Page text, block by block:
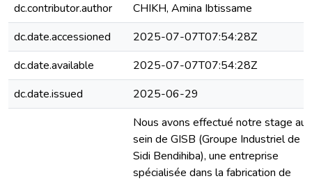
dc.contributor.author
CHIKH, Amina Ibtissame
dc.date.accessioned
2025-07-07T07:54:28Z
dc.date.available
2025-07-07T07:54:28Z
dc.date.issued
2025-06-29
Nous avons effectué notre stage au
sein de GISB (Groupe Industriel de
Sidi Bendihiba), une entreprise
spécialisée dans la fabrication de